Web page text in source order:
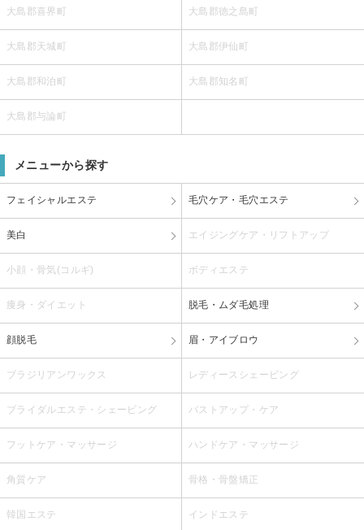
大島郡喜界町 大島郡徳之島町
大島郡天城町 大島郡伊仙町
大島郡和泊町 大島郡知名町
大島郡与論町
メニューから探す
フェイシャルエステ 毛穴ケア・毛穴エステ
美白 エイジングケア・リフトアップ
小顔・骨気(コルギ) ボディエステ
痩身・ダイエット 脱毛・ムダ毛処理
顔脱毛 眉・アイブロウ
ブラジリアンワックス レディースシェービング
ブライダルエステ・シェービング バストアップ・ケア
フットケア・マッサージ ハンドケア・マッサージ
角質ケア 骨格・骨盤矯正
韓国エステ インドエステ